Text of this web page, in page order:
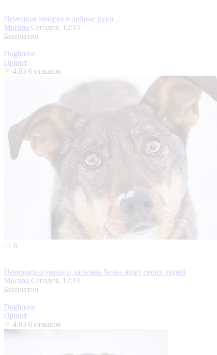
Немецкая овчарка в добрые руки
Москва Сегодня, 12:13
Бесплатно
Doghouse
Приют
4.83 6 отзывов
8
Невероятно умная и ласковая Белка ищет своих людей
Москва Сегодня, 12:13
Бесплатно
Doghouse
Приют
4.83 6 отзывов